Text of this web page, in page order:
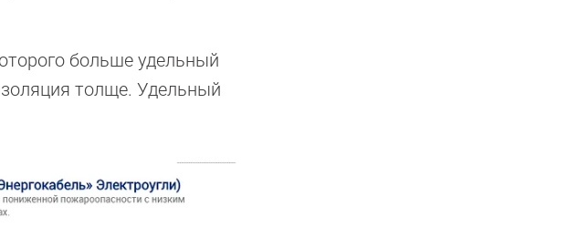
больше удельный
толще. Удельный